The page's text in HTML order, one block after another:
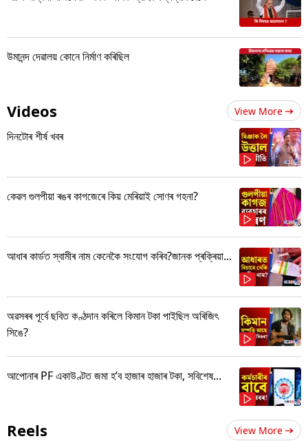
উমানন্দ দেৱালয় কোনে নিৰ্মাণ কৰিছিল
Videos View More
দিনটোৰ শীৰ্ষ খবৰ
কেৱল গুলপীয়া ৰঙৰ কাগজেৰে কিয় মেৰিয়াই সোণৰ গহনা?
আধাৰ কাৰ্ডত স্বামীৰ নাম কেনেকৈ সংযোগ কৰিব?জানক প্ৰক্ৰিয়া...
অৱসৰৰ পূৰ্বে ছবিত কণ্ঠদান কৰিলে কিমান টকা পাইছিল অৰিজিৎ
সিঙে?
আপোনাৰ PF একাউণ্টত জমা হ’ব হাজাৰ হাজাৰ টকা, সবিশেষ...
Reels View More